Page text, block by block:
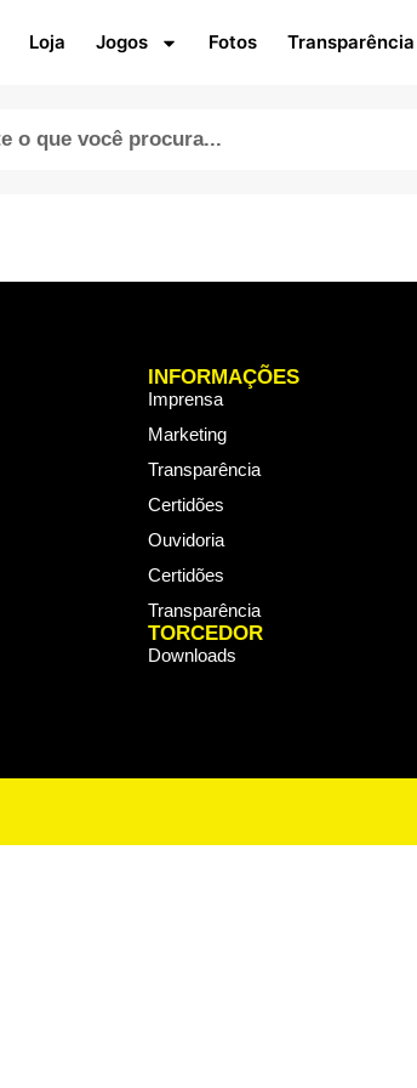
Loja Jogos Fotos Transparência
INFORMAÇÕES
Imprensa
Marketing
Transparência
Certidões
Ouvidoria
Certidões
Transparência
TORCEDOR
Downloads